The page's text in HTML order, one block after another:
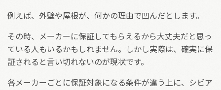
例えば、外壁や屋根が、何かの理由で凹んだとします。
その時、メーカーに保証してもらえるから大丈夫だと思っ
ている人もいるかもしれません。しかし実際は、確実に保
証されると言い切れないのが現状です。
各メーカーごとに保証対象になる条件が違う上に、シビア